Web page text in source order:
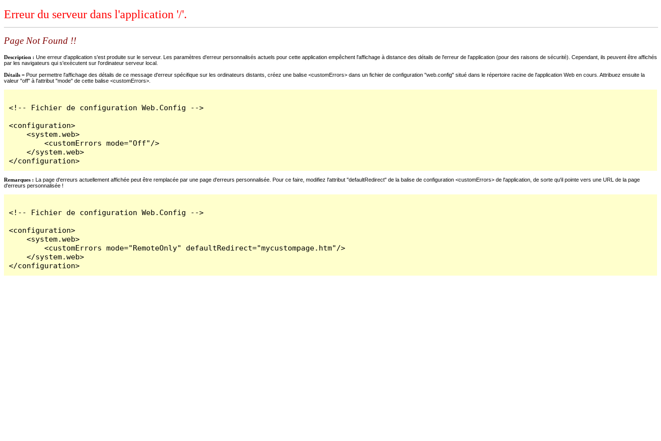
Erreur du serveur dans l'application '/'.
Page Not Found !!
Description : Une erreur d'application s'est produite sur le serveur. Les paramètres d'erreur personnalisés actuels pour cette application empêchent l'affichage à distance des détails de l'erreur de l'application (pour des raisons de sécurité). Cependant, ils peuvent être affichés
par les navigateurs qui s'exécutent sur l'ordinateur serveur local.
Détails = Pour permettre l'affichage des détails de ce message d'erreur spécifique sur les ordinateurs distants, créez une balise <customErrors> dans un fichier de configuration "web.config" situé dans le répertoire racine de l'application Web en cours. Attribuez ensuite la
valeur "off" à l'attribut "mode" de cette balise <customErrors>.
<!-- Fichier de configuration Web.Config -->
<configuration>
    <system.web>
        <customErrors mode="Off"/>
    </system.web>
</configuration>
Remarques : La page d'erreurs actuellement affichée peut être remplacée par une page d'erreurs personnalisée. Pour ce faire, modifiez l'attribut "defaultRedirect" de la balise de configuration <customErrors> de l'application, de sorte qu'il pointe vers une URL de la page
d'erreurs personnalisée !
<!-- Fichier de configuration Web.Config -->
<configuration>
    <system.web>
        <customErrors mode="RemoteOnly" defaultRedirect="mycustompage.htm"/>
    </system.web>
</configuration>